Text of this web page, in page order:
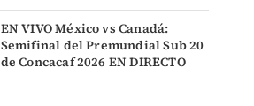
EN VIVO México vs Canadá:
Semifinal del Premundial Sub 20
de Concacaf 2026 EN DIRECTO